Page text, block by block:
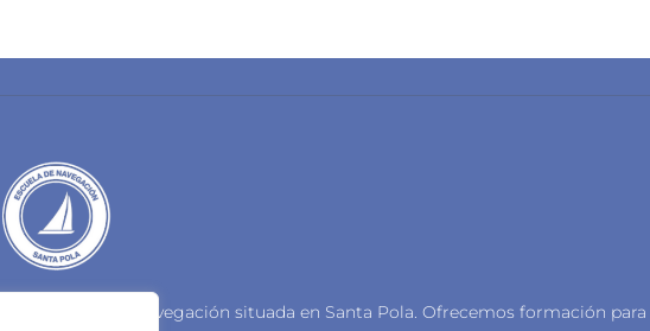
una escuela de navegación situada en Santa Pola.Ofrecemos formación para